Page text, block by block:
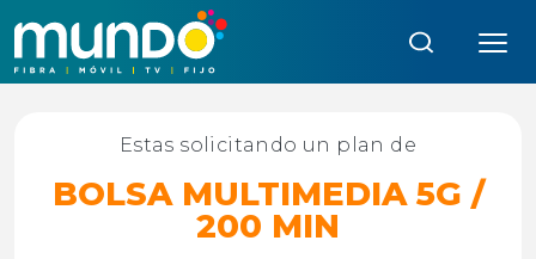
Estas solicitando un plan de
BOLSA MULTIMEDIA 5G /
200 MIN